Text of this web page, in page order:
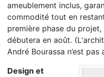
ameublement inclus,
commodité tout en
première phase du projet,
débutera en août.
André Bourassa n’est
Design et